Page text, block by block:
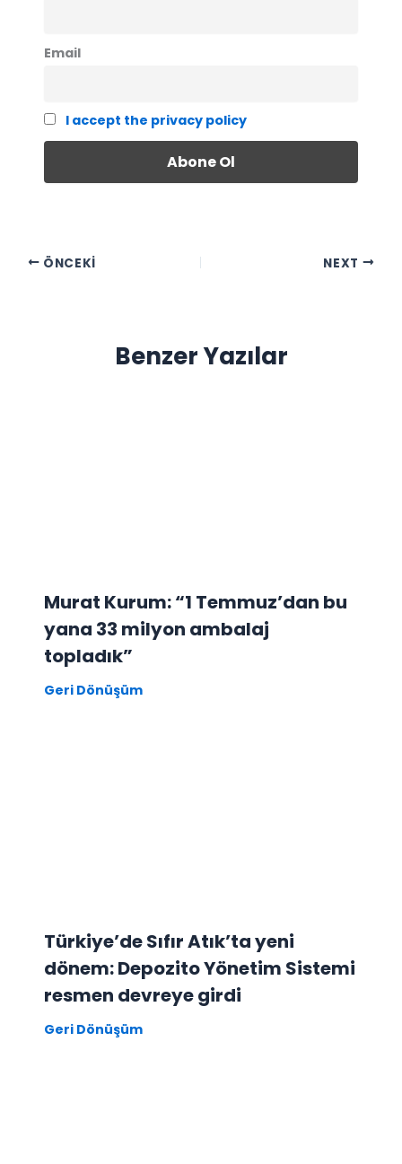
Email
I accept the privacy policy
ÖNCEKI NEXT
Benzer Yazılar
Murat Kurum: “1 Temmuz’dan bu
yana 33 milyon ambalaj
topladık”
Geri Dönüşüm
Türkiye’de Sıfır Atık’ta yeni
dönem: Depozito Yönetim Sistemi
resmen devreye girdi
Geri Dönüşüm